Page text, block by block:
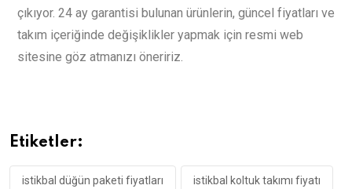
çıkıyor. 24 ay garantisi bulunan ürünlerin, güncel fiyatları ve
takım içeriğinde değişiklikler yapmak için resmi web
sitesine göz atmanızı öneririz.
Etiketler:
istikbal düğün paketi fiyatları istikbal koltuk takımı fiyatı